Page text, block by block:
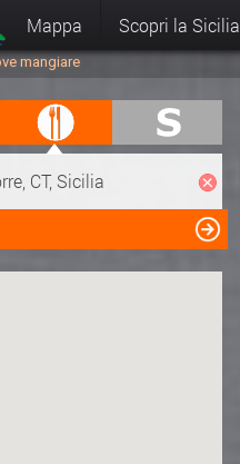
Mappa Scopri la Sicilia
mangiare